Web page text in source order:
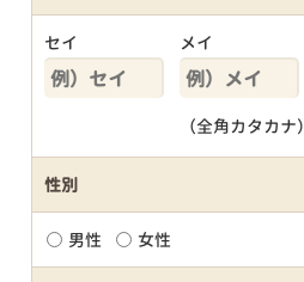
セイ メイ
（全角カタカナ）
性別
男性 女性